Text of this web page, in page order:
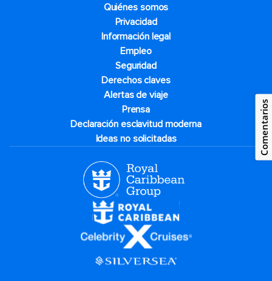
Quiénes somos
Privacidad
Información legal
Empleo
Seguridad
Derechos claves
Alertas de viaje
Prensa
Declaración esclavitud moderna
Ideas no solicitadas
Comentarios